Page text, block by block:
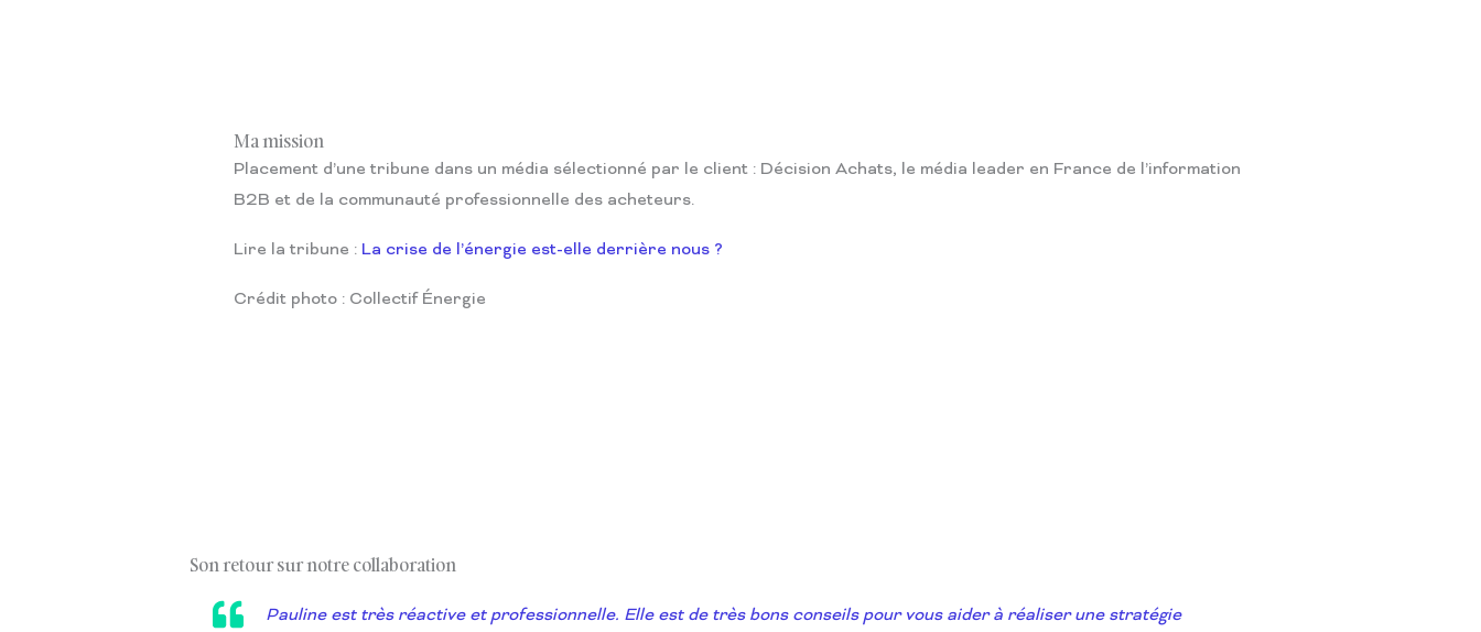
Ma mission
Placement d’une tribune dans un média sélectionné par le client : Décision Achats, le média leader en France de l’information
B2B et de la communauté professionnelle des acheteurs.
Lire la tribune : La crise de l’énergie est-elle derrière nous ?
Crédit photo : Collectif Énergie
Son retour sur notre collaboration
Pauline est très réactive et professionnelle. Elle est de très bons conseils pour vous aider à réaliser une stratégie